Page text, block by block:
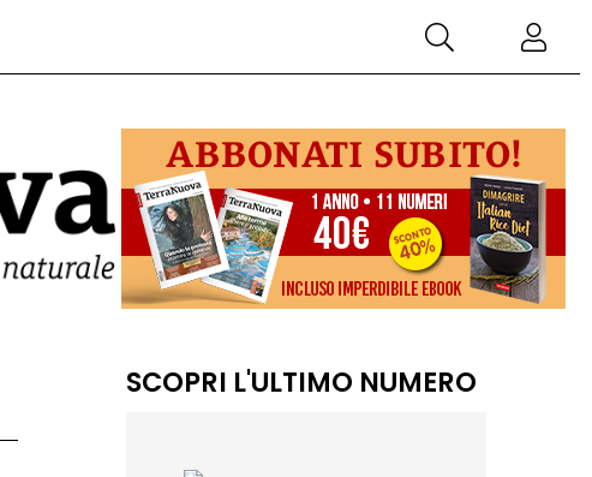
SCOPRI L'ULTIMO NUMERO